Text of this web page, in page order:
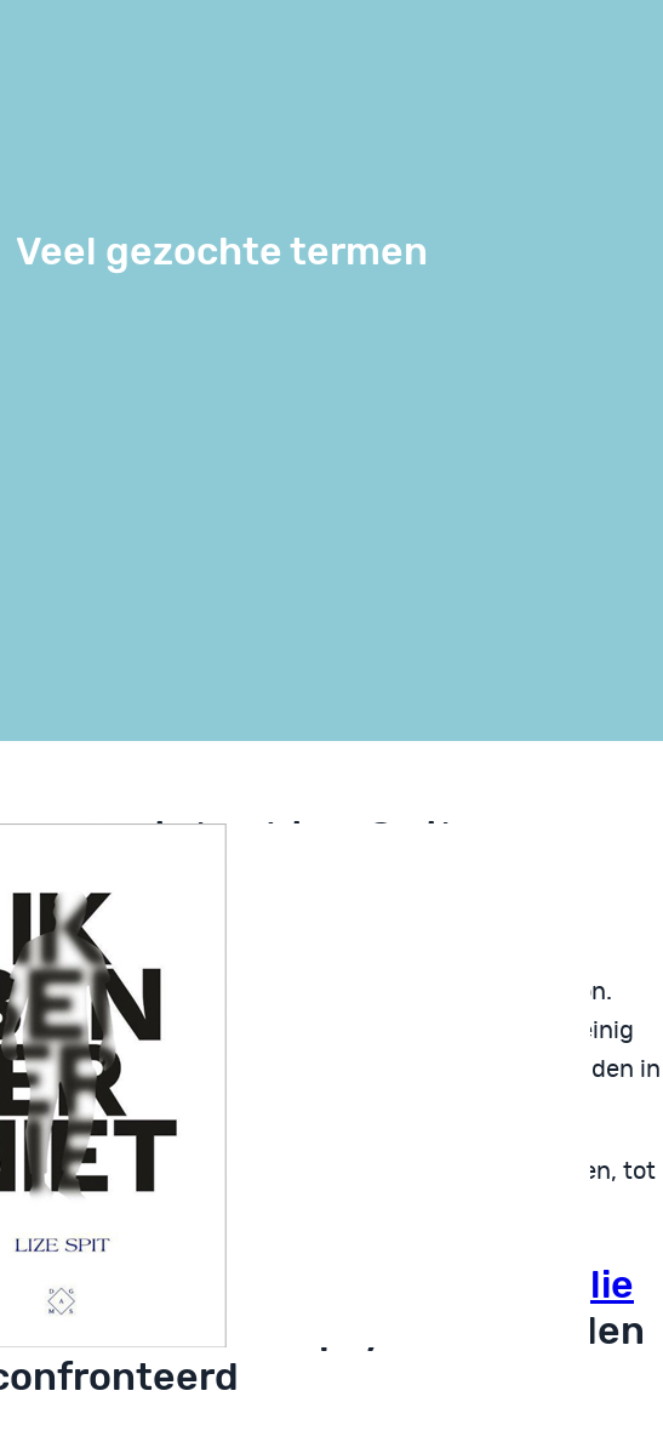
Veel gezochte termen
er niet – Lize Spit
schreef het boek Ik ben er niet. Het gaat over de
Leo, die tien jaar samen is met haar vriend Simon.
door een moeizame jeugd, heeft het koppel weinig
nodig dan elkaar. Tot alles kantelt: Simon komt midden in
thuis en lijkt vanaf dat moment iemand anders.
valt Leo’s minutieus opgebouwde bestaan uiteen, tot
boek is een must read voor
familie
vrienden die met psychose worden